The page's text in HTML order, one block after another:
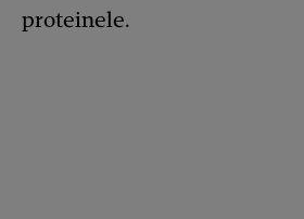
proteinele.